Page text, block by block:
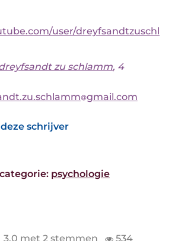
user/dreyfsandtzuschl
zu schlamm, 4
gmail.com
schrijver
psychologie
3.0 met 2 stemmen 534